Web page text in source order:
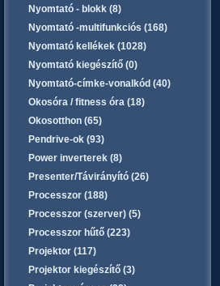
Nyomtató - blokk (8)
Nyomtató -multifunkciós (168)
Nyomtató kellékek (1028)
Nyomtató kiegészítő (0)
Nyomtató-címke-vonalkód (40)
Okosóra / fitness óra (18)
Okosotthon (65)
Pendrive-ok (93)
Power inverterek (8)
Presenter/Távirányító (26)
Processzor (188)
Processzor (szerver) (5)
Processzor hűtő (223)
Projektor (117)
Projektor kiegészítő (3)